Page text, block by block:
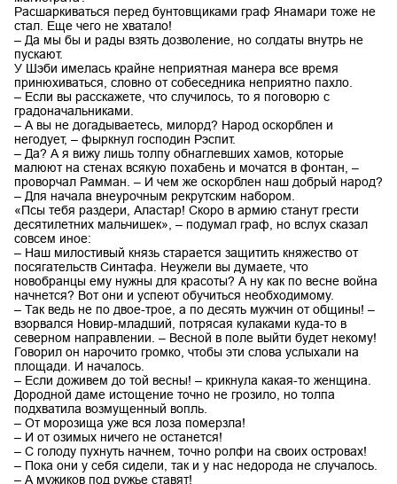
Расшаркиваться перед бунтовщиками граф Янамари тоже не
стал. Еще чего не хватало!
– Да мы бы и рады взять дозволение, но солдаты внутрь не
пускают.
У Шэби имелась крайне неприятная манера все время
принюхиваться, словно от собеседника неприятно пахло.
– Если вы расскажете, что случилось, то я поговорю с
градоначальниками.
– А вы не догадываетесь, милорд? Народ оскорблен и
негодует, – фыркнул господин Рэспит.
– Да? А я вижу лишь толпу обнаглевших хамов, которые
малюют на стенах всякую похабень и мочатся в фонтан, –
проворчал Рамман. – И чем же оскорблен наш добрый народ?
– Для начала внеурочным рекрутским набором.
«Псы тебя раздери, Аластар! Скоро в армию станут грести
десятилетних мальчишек», – подумал граф, но вслух сказал
совсем иное:
– Наш милостивый князь старается защитить княжество от
посягательств Синтафа. Неужели вы думаете, что
новобранцы ему нужны для красоты? А ну как по весне война
начнется? Вот они и успеют обучиться необходимому.
– Так ведь не по двое-трое, а по десять мужчин от общины! –
взорвался Новир-младший, потрясая кулаками куда-то в
северном направлении. – Весной в поле выйти будет некому!
Говорил он нарочито громко, чтобы эти слова услыхали на
площади. И началось.
– Если доживем до той весны! – крикнула какая-то женщина.
Дородной даме истощение точно не грозило, но толпа
подхватила возмущенный вопль.
– От морозища уже вся лоза померзла!
– И от озимых ничего не останется!
– С голоду пухнуть начнем, точно ролфи на своих островах!
– Пока они у себя сидели, так и у нас недорода не случалось.
– А мужиков под ружье ставят!